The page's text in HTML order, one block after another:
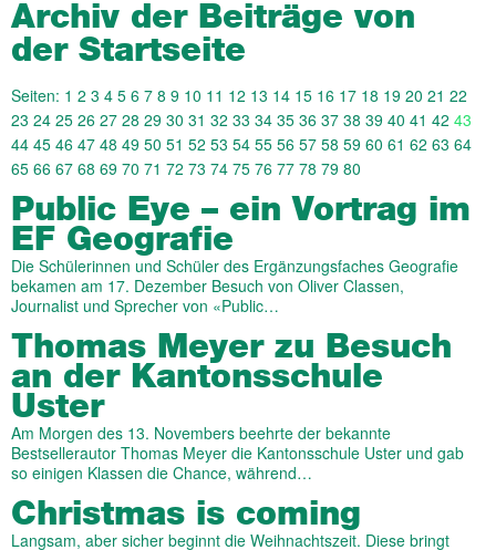
Archiv der Beiträge von
der Startseite
Seiten: 1 2 3 4 5 6 7 8 9 10 11 12 13 14 15 16 17 18 19 20 21 22
23 24 25 26 27 28 29 30 31 32 33 34 35 36 37 38 39 40 41 42 43
44 45 46 47 48 49 50 51 52 53 54 55 56 57 58 59 60 61 62 63 64
65 66 67 68 69 70 71 72 73 74 75 76 77 78 79 80
Public Eye – ein Vortrag im
EF Geografie
Die Schülerinnen und Schüler des Ergänzungsfaches Geografie
bekamen am 17. Dezember Besuch von Oliver Classen,
Journalist und Sprecher von «Public…
Thomas Meyer zu Besuch
an der Kantonsschule
Uster
Am Morgen des 13. Novembers beehrte der bekannte
Bestsellerautor Thomas Meyer die Kantonsschule Uster und gab
so einigen Klassen die Chance, während…
Christmas is coming
Langsam, aber sicher beginnt die Weihnachtszeit. Diese bringt